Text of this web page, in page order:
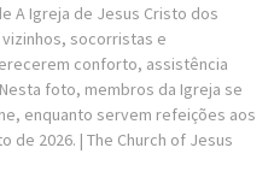
A Igreja de Jesus Cristo dos
socorristas e
conforto, assistência
foto, membros da Igreja se
enquanto servem refeições aos
de 2026. | The Church of Jesus